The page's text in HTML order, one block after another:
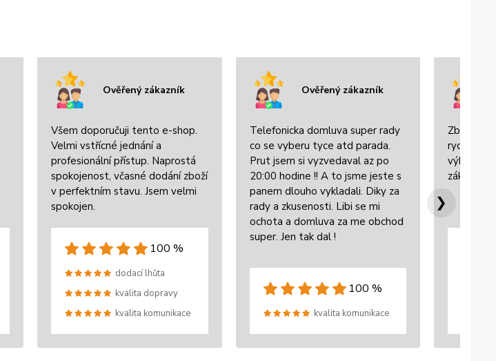
Ověřený zákazník
Všem doporučuji tento e-shop.
Velmi vstřícné jednání a
profesionální přístup. Naprostá
spokojenost, včasné dodání zboží
v perfektním stavu. Jsem velmi
spokojen.
100 %
dodací lhůta
kvalita dopravy
kvalita komunikace
Ověřený zákazník
Telefonicka domluva super rady
co se vyberu tyce atd parada.
Prut jsem si vyzvedaval az po
20:00 hodine !! A to jsme jeste s
panem dlouho vykladali. Diky za
rady a zkusenosti. Libi se mi
ochota a domluva za me obchod
super. Jen tak dal !
100 %
kvalita komunikace
Zboží
rychle
výbornou
❯